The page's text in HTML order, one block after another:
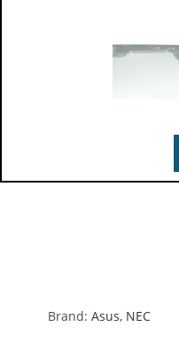
Brand: Asus, NEC